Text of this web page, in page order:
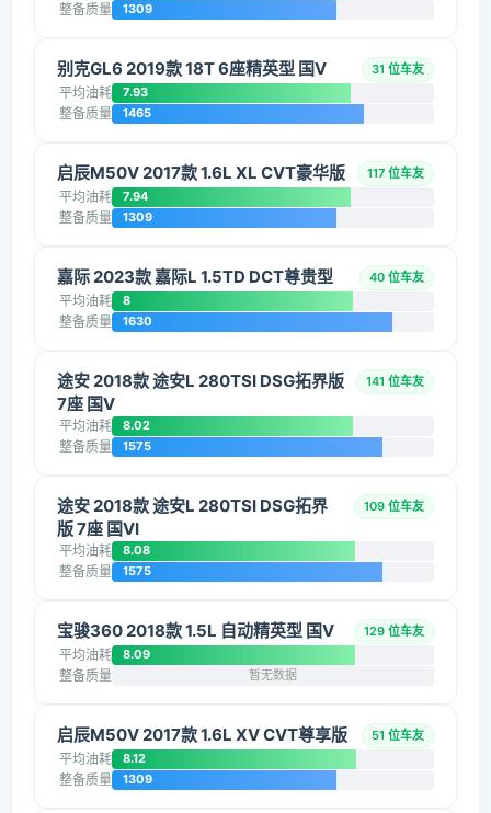
整备质量 1309
别克GL6 2019款 18T 6座精英型 国V 31 位车友
平均油耗 7.93
整备质量 1465
启辰M50V 2017款 1.6L XL CVT豪华版 117 位车友
平均油耗 7.94
整备质量 1309
嘉际 2023款 嘉际L 1.5TD DCT尊贵型 40 位车友
平均油耗 8
整备质量 1630
途安 2018款 途安L 280TSI DSG拓界版
7座 国V
141 位车友
平均油耗 8.02
整备质量 1575
途安 2018款 途安L 280TSI DSG拓界
版 7座 国VI
109 位车友
平均油耗 8.08
整备质量 1575
宝骏360 2018款 1.5L 自动精英型 国V 129 位车友
平均油耗 8.09
整备质量 暂无数据
启辰M50V 2017款 1.6L XV CVT尊享版 51 位车友
平均油耗 8.12
整备质量 1309